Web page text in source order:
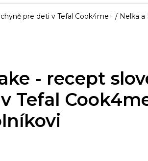
pre deti v Tefal Cook4me+ / Nelka a
- recept
Tefal